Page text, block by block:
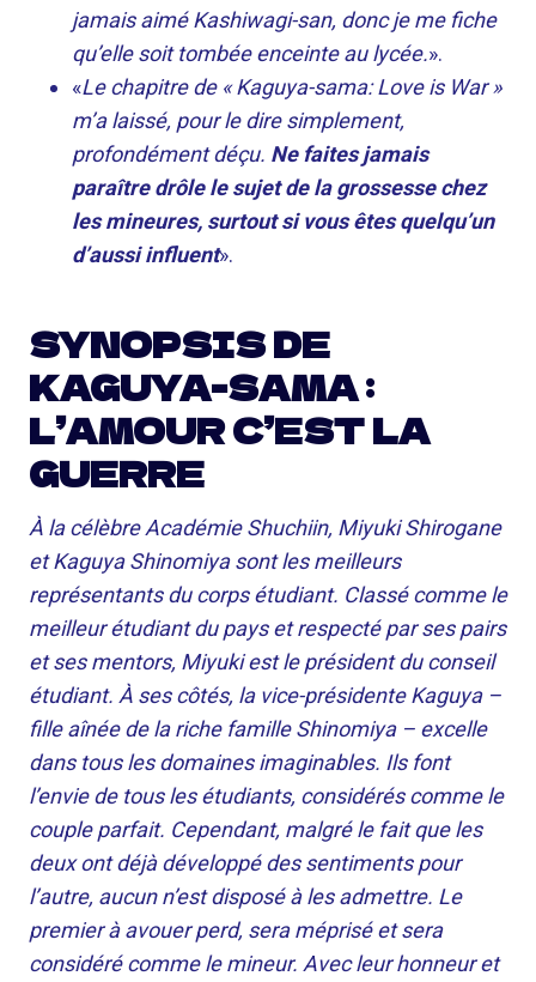
jamais aimé Kashiwagi-san, donc je me fiche
qu’elle soit tombée enceinte au lycée.».
«Le chapitre de « Kaguya-sama: Love is War »
m’a laissé, pour le dire simplement,
profondément déçu. Ne faites jamais
paraître drôle le sujet de la grossesse chez
les mineures, surtout si vous êtes quelqu’un
d’aussi influent».
SYNOPSIS DE
KAGUYA-SAMA :
L’AMOUR C’EST LA
GUERRE
À la célèbre Académie Shuchiin, Miyuki Shirogane
et Kaguya Shinomiya sont les meilleurs
représentants du corps étudiant. Classé comme le
meilleur étudiant du pays et respecté par ses pairs
et ses mentors, Miyuki est le président du conseil
étudiant. À ses côtés, la vice-présidente Kaguya –
fille aînée de la riche famille Shinomiya – excelle
dans tous les domaines imaginables. Ils font
l’envie de tous les étudiants, considérés comme le
couple parfait. Cependant, malgré le fait que les
deux ont déjà développé des sentiments pour
l’autre, aucun n’est disposé à les admettre. Le
premier à avouer perd, sera méprisé et sera
considéré comme le mineur. Avec leur honneur et